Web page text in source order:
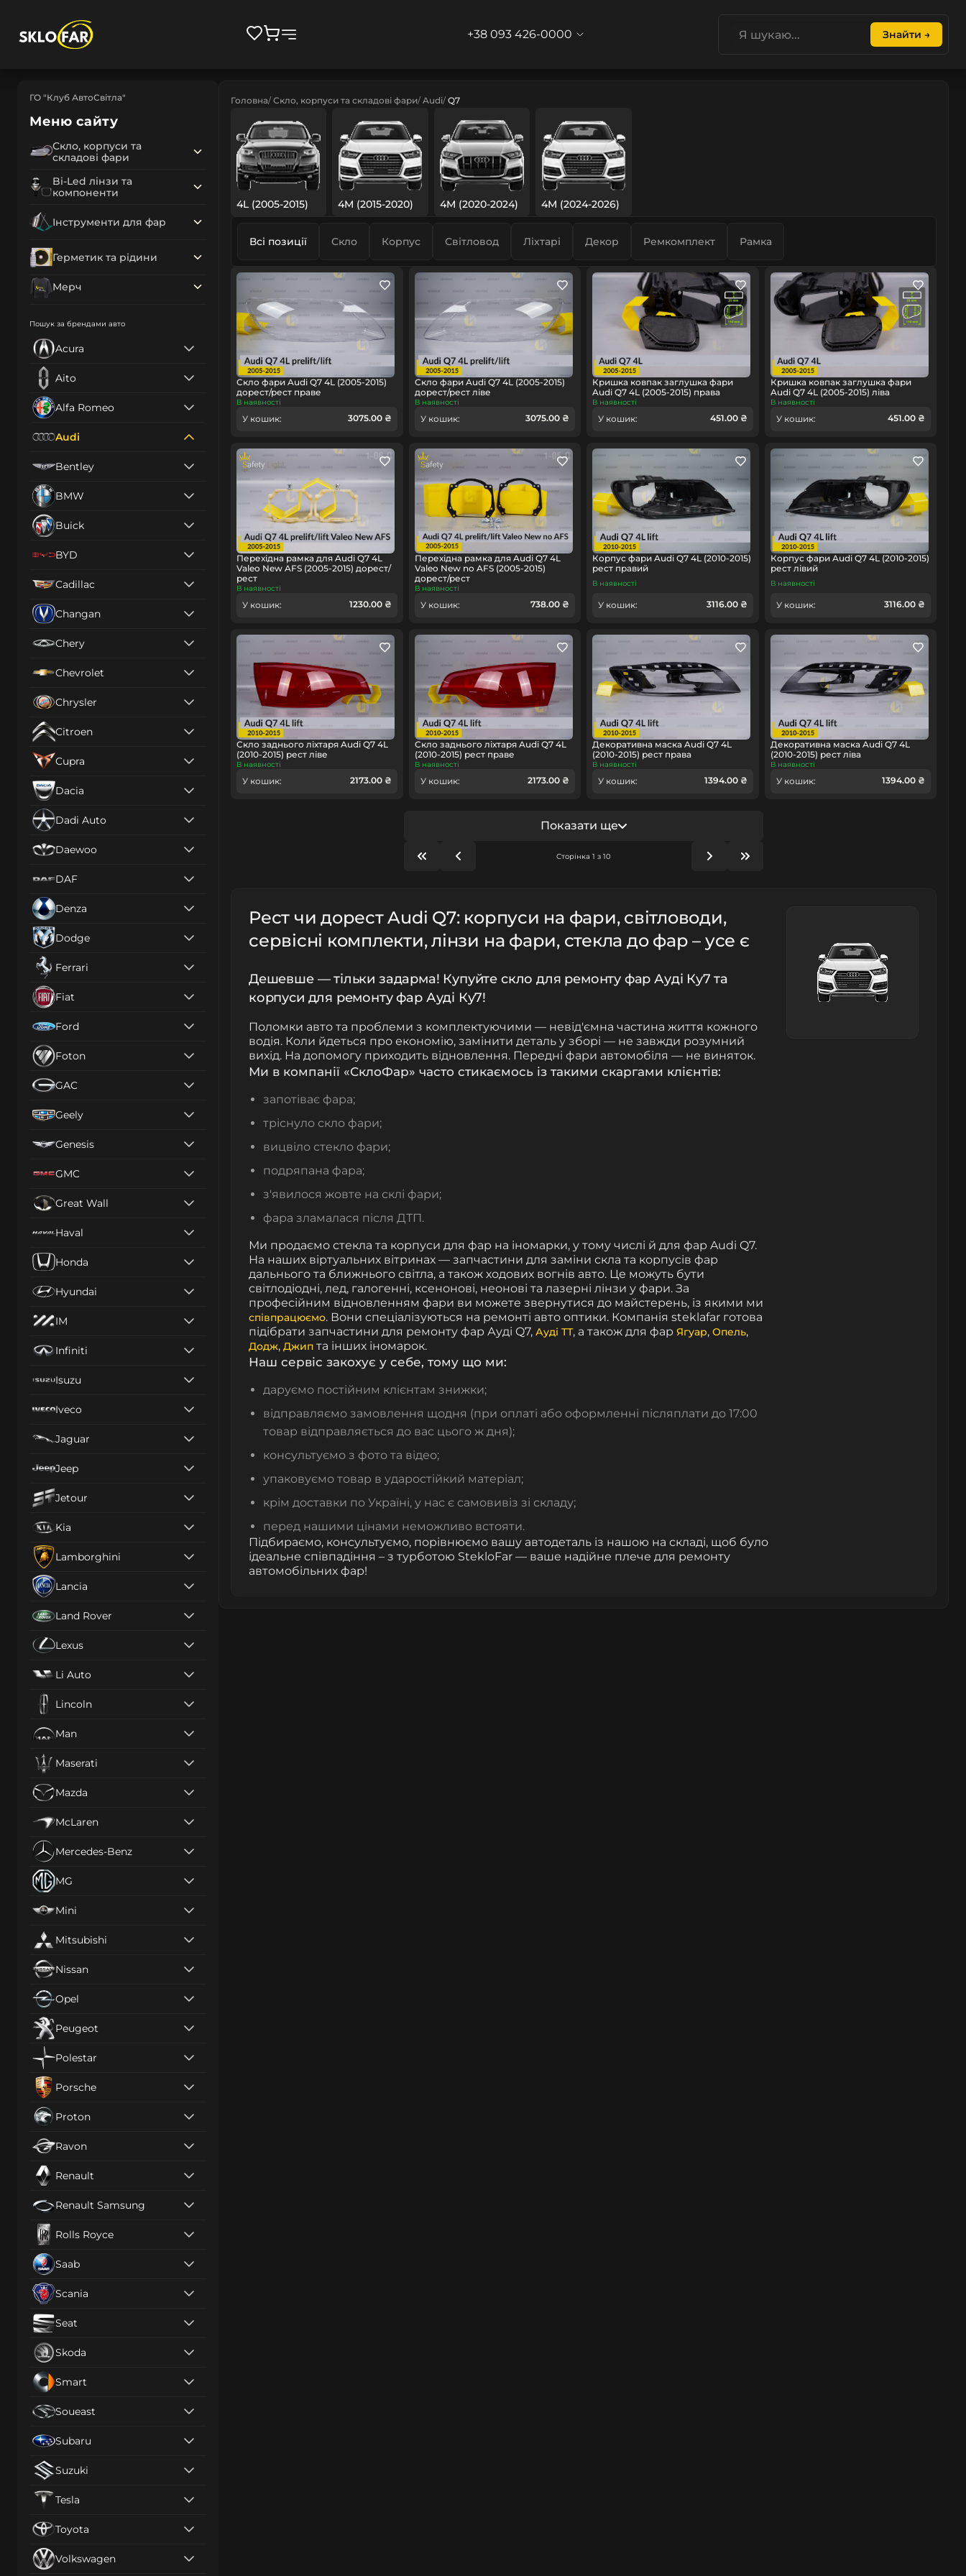
+38 093 426-0000 Знайти →
ГО "Клуб АвтоСвітла"
Меню сайту
Скло, корпуси та
складові фари
Bi-Led лінзи та
компоненти
Інструменти для фар
Герметик та рідини
Мерч
Пошук за брендами авто
Acura
Aito
Alfa Romeo
Audi
Bentley
BMW
Buick
BYD
Cadillac
Changan
Chery
Chevrolet
Chrysler
Citroen
Cupra
Dacia
Dadi Auto
Daewoo
DAF
Denza
Dodge
Ferrari
Fiat
Ford
Foton
GAC
Geely
Genesis
GMC
Great Wall
Haval
Honda
Hyundai
IM
Infiniti
Isuzu
Iveco
Jaguar
Jeep
Jetour
Kia
Lamborghini
Lancia
Land Rover
Lexus
Li Auto
Lincoln
Man
Maserati
Mazda
McLaren
Mercedes-Benz
MG
Mini
Mitsubishi
Nissan
Opel
Peugeot
Polestar
Porsche
Proton
Ravon
Renault
Renault Samsung
Rolls Royce
Saab
Scania
Seat
Skoda
Smart
Soueast
Subaru
Suzuki
Tesla
Toyota
Volkswagen
Головна Скло, корпуси та складові фари Audi Q7
4L (2005-2015) 4M (2015-2020) 4M (2020-2024) 4M (2024-2026)
Всі позиції Скло Корпус Світловод Ліхтарі Декор Ремкомплект Рамка
Скло фари Audi Q7 4L (2005-2015)
дорест/рест праве
В наявності
У кошик: 3075.00 ₴
Скло фари Audi Q7 4L (2005-2015)
дорест/рест ліве
В наявності
У кошик: 3075.00 ₴
Кришка ковпак заглушка фари
Audi Q7 4L (2005-2015) права
В наявності
У кошик: 451.00 ₴
Кришка ковпак заглушка фари
Audi Q7 4L (2005-2015) ліва
В наявності
У кошик: 451.00 ₴
Перехідна рамка для Audi Q7 4L
Valeo New AFS (2005-2015) дорест/
рест
В наявності
У кошик: 1230.00 ₴
Перехідна рамка для Audi Q7 4L
Valeo New no AFS (2005-2015)
дорест/рест
В наявності
У кошик: 738.00 ₴
Корпус фари Audi Q7 4L (2010-2015)
рест правий
В наявності
У кошик: 3116.00 ₴
Корпус фари Audi Q7 4L (2010-2015)
рест лівий
В наявності
У кошик: 3116.00 ₴
Скло заднього ліхтаря Audi Q7 4L
(2010-2015) рест ліве
В наявності
У кошик: 2173.00 ₴
Скло заднього ліхтаря Audi Q7 4L
(2010-2015) рест праве
В наявності
У кошик: 2173.00 ₴
Декоративна маска Audi Q7 4L
(2010-2015) рест права
В наявності
У кошик: 1394.00 ₴
Декоративна маска Audi Q7 4L
(2010-2015) рест ліва
В наявності
У кошик: 1394.00 ₴
Показати ще
Сторінка 1 з 10
Рест чи дорест Audi Q7: корпуси на фари, світловоди,
сервісні комплекти, лінзи на фари, стекла до фар – усе є
Дешевше — тільки задарма! Купуйте скло для ремонту фар Ауді Ку7 та
корпуси для ремонту фар Ауді Ку7!
Поломки авто та проблеми з комплектуючими — невід'ємна частина життя кожного
водія. Коли йдеться про економію, замінити деталь у зборі — не завжди розумний
вихід. На допомогу приходить відновлення. Передні фари автомобіля — не виняток.
Ми в компанії «СклоФар» часто стикаємось із такими скаргами клієнтів:
запотіває фара;
тріснуло скло фари;
вицвіло стекло фари;
подряпана фара;
з'явилося жовте на склі фари;
фара зламалася після ДТП.
Ми продаємо стекла та корпуси для фар на іномарки, у тому числі й для фар Audi Q7.
На наших віртуальних вітринах — запчастини для заміни скла та корпусів фар
дальнього та ближнього світла, а також ходових вогнів авто. Це можуть бути
світлодіодні, лед, галогенні, ксенонові, неонові та лазерні лінзи у фари. За
професійним відновленням фари ви можете звернутися до майстерень, із якими ми
співпрацюємо. Вони спеціалізуються на ремонті авто оптики. Компанія steklafar готова
підібрати запчастини для ремонту фар Ауді Q7, Ауді ТТ, а також для фар Ягуар, Опель,
Додж, Джип та інших іномарок.
Наш сервіс закохує у себе, тому що ми:
даруємо постійним клієнтам знижки;
відправляємо замовлення щодня (при оплаті або оформленні післяплати до 17:00
товар відправляється до вас цього ж дня);
консультуємо з фото та відео;
упаковуємо товар в ударостійкий матеріал;
крім доставки по Україні, у нас є самовивіз зі складу;
перед нашими цінами неможливо встояти.
Підбираємо, консультуємо, порівнюємо вашу автодеталь із нашою на складі, щоб було
ідеальне співпадіння – з турботою StekloFar — ваше надійне плече для ремонту
автомобільних фар!